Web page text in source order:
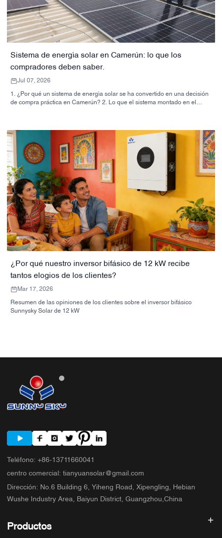
Sistema de energía solar en Camerún: lo que los
compradores deben saber.
Jul 07, 2026
1. ¿Por qué un sistema de energía solar se ha convertido en una decisión
de compra práctica en Camerún? 2. Lo que el sistema montado en el
folleto. 5. Errores comunes que cometen los compradores 6. Por qué es
importante la capacidad del fabricante. 7. Consejos prácticos para el
comprador antes de firmar. 8. Siguiente paso para los compradores
¿Por qué nuestro inversor bifásico de 12 kW recibe
tantos elogios de los clientes?
Mar 17, 2026
Resumen de las opiniones de los clientes sobre el inversor bifásico
Sunnysky Solar de 12 kW
Teléfono: +86-13711660041
centro comercial : tianyuansolar@gmail.com
Dirección: No.6 Building 6, Yiheng Road, Xipengling, Hebian
Wushe Industry Area, Baiyun District, Guangzhou,China
Productos